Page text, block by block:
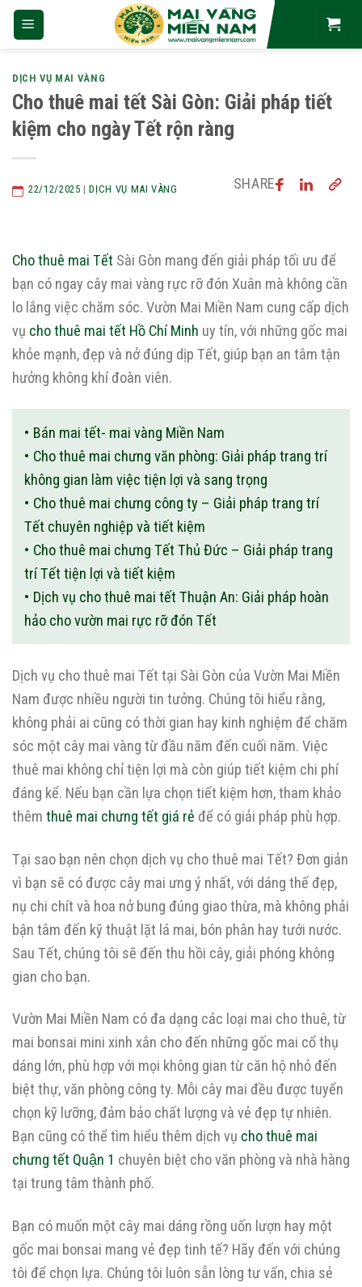
Skip
DỊCH VỤ MAI VÀNG
Cho thuê mai tết Sài Gòn: Giải pháp tiết
kiệm cho ngày Tết rộn ràng
22/12/2025 |DỊCH VỤ MAI VÀNG SHARE
Cho thuê mai Tết Sài Gòn mang đến giải pháp tối ưu để
bạn có ngay cây mai vàng rực rỡ đón Xuân mà không cần
lo lắng việc chăm sóc. Vườn Mai Miền Nam cung cấp dịch
vụ cho thuê mai tết Hồ Chí Minh uy tín, với những gốc mai
khỏe mạnh, đẹp và nở đúng dịp Tết, giúp bạn an tâm tận
hưởng không khí đoàn viên.
Bán mai tết- mai vàng Miền Nam
Cho thuê mai chưng văn phòng: Giải pháp trang trí
không gian làm việc tiện lợi và sang trọng
Cho thuê mai chưng công ty – Giải pháp trang trí
Tết chuyên nghiệp và tiết kiệm
Cho thuê mai chưng Tết Thủ Đức – Giải pháp trang
trí Tết tiện lợi và tiết kiệm
Dịch vụ cho thuê mai tết Thuận An: Giải pháp hoàn
hảo cho vườn mai rực rỡ đón Tết
Dịch vụ cho thuê mai Tết tại Sài Gòn của Vườn Mai Miền
Nam được nhiều người tin tưởng. Chúng tôi hiểu rằng,
không phải ai cũng có thời gian hay kinh nghiệm để chăm
sóc một cây mai vàng từ đầu năm đến cuối năm. Việc
thuê mai không chỉ tiện lợi mà còn giúp tiết kiệm chi phí
đáng kể. Nếu bạn cần lựa chọn tiết kiệm hơn, tham khảo
thêm thuê mai chưng tết giá rẻ để có giải pháp phù hợp.
Tại sao bạn nên chọn dịch vụ cho thuê mai Tết? Đơn giản
vì bạn sẽ có được cây mai ưng ý nhất, với dáng thế đẹp,
nụ chi chít và hoa nở bung đúng giao thừa, mà không phải
bận tâm đến kỹ thuật lặt lá mai, bón phân hay tưới nước.
Sau Tết, chúng tôi sẽ đến thu hồi cây, giải phóng không
gian cho bạn.
Vườn Mai Miền Nam có đa dạng các loại mai cho thuê, từ
mai bonsai mini xinh xắn cho đến những gốc mai cổ thụ
dáng lớn, phù hợp với mọi không gian từ căn hộ nhỏ đến
biệt thự, văn phòng công ty. Mỗi cây mai đều được tuyển
chọn kỹ lưỡng, đảm bảo chất lượng và vẻ đẹp tự nhiên.
Bạn cũng có thể tìm hiểu thêm dịch vụ cho thuê mai
chưng tết Quận 1 chuyên biệt cho văn phòng và nhà hàng
tại trung tâm thành phố.
Bạn có muốn một cây mai dáng rồng uốn lượn hay một
gốc mai bonsai mang vẻ đẹp tinh tế? Hãy đến với chúng
tôi để chọn lựa. Chúng tôi luôn sẵn lòng tư vấn, chia sẻ